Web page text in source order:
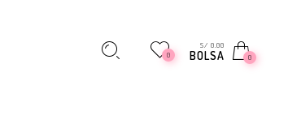
0
S/ 0.00
BOLSA 0